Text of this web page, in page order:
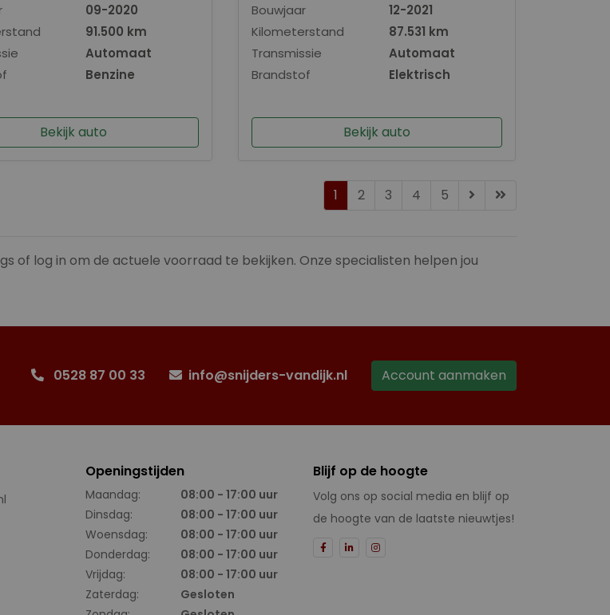
09-2020
91.500 km
Automaat
Benzine
Bekijk auto
Bouwjaar
12-2021
Kilometerstand
87.531 km
Transmissie
Automaat
Brandstof
Elektrisch
Bekijk auto
1 2 3 4 5
of log in om de actuele voorraad te bekijken. Onze specialisten helpen jou
0528 87 00 33 info@snijders-vandijk.nl Account aanmaken
Openingstijden
Maandag:
08:00 - 17:00 uur
Dinsdag:
08:00 - 17:00 uur
Woensdag:
08:00 - 17:00 uur
Donderdag:
08:00 - 17:00 uur
Vrijdag:
08:00 - 17:00 uur
Zaterdag:
Gesloten
Blijf op de hoogte
Volg ons op social media en blijf op
de hoogte van de laatste nieuwtjes!